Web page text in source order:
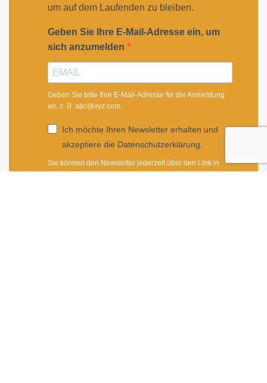
um auf dem Laufenden zu bleiben.
Geben Sie Ihre E-Mail-Adresse ein, um
sich anzumelden
Geben Sie bitte Ihre E-Mail-Adresse für die Anmeldung
an, z. B. abc@xyz.com.
Ich möchte Ihren Newsletter erhalten und
akzeptiere die Datenschutzerklärung.
Sie können den Newsletter jederzeit über den Link in
unserem Newsletter abbestellen.